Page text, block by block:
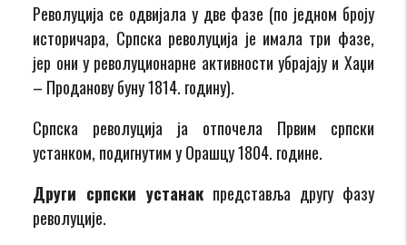
Револуција се одвијала у две фазе (по једном броју
историчара, Српска револуција је имала три фазе,
јер они у револуционарне активности убрајају и Хаџи
– Проданову буну 1814. годину).
Српска револуција ја отпочела Првим српски
устанком, подигнутим у Орашцу 1804. године.
Други српски устанак представља другу фазу
револуције.